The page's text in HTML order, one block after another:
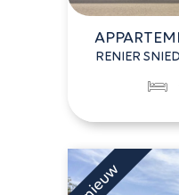
RENIER